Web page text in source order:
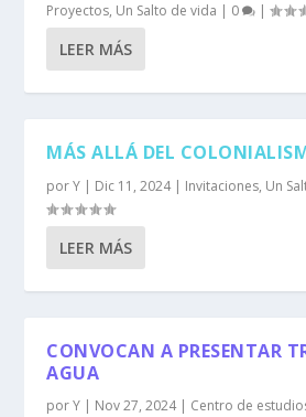
Proyectos, Un Salto de vida | 0 |
LEER MÁS
MÁS ALLÁ DEL
porY | Dic 11, 2024| Invitaciones, Un
LEER MÁS
CONVOCAN A PRESENTAR
AGUA
porY | Nov 27, 2024| Centro de